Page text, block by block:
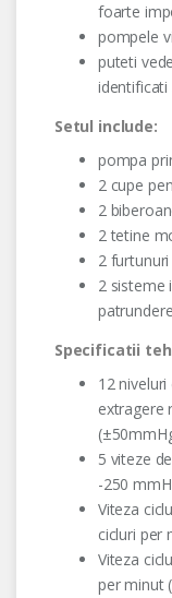
foarte
pompele
puteti
Setul include:
pompa
2 cupe
2
2 tetine
2
2 sisteme
Specificatii
12
extragere
5 viteze
-250
Viteza
cicluri per
Viteza
per minut